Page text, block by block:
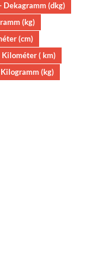
Dekagramm (dkg)
(kg)
(cm)
Kilométer ( km)
(kg)